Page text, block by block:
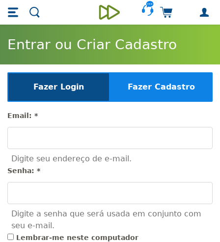
Skip main navigation
Skip to main content
Unieducar
Carrinho de
Entrar ou Criar Cadastro
Fazer Login Fazer Cadastro
Email: *
Digite seu endereço de e-mail.
Senha: *
Digite a senha que será usada em conjunto com
seu e-mail.
Lembrar-me neste computador